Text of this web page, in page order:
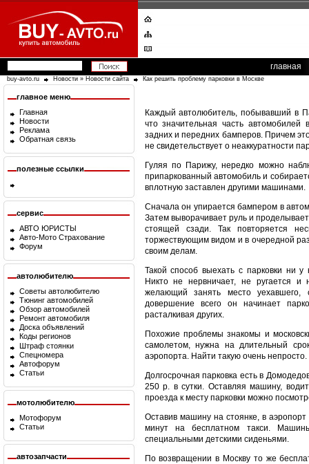
главная
buy-avto.ru Новости » Новости сайта Как решить проблему парковки в Москве
главное меню
Главная
Новости
Реклама
Обратная связь
полезные ссылки
сервис
АВТО ЮРИСТЫ
Авто-Мото Страхование
Форум
автолюбителю
Советы автолюбителю
Тюнинг автомобилей
Обзор автомобилей
Ремонт автомобиля
Доска объявлений
Коды регионов
Штраф стоянки
Спецномера
Автофорум
Статьи
мотолюбителю
Мотофорум
Статьи
автозапчасти
Каждый автолюбитель, побывавший в
что значительная часть
задних и передних бамперов. Причем
не свидетельствует о неаккуратности
Гуляя по Парижу, нередко можно
припаркованный автомобиль и
вплотную заставлен другими машинами.
Сначала он упирается бампером в
Затем выворачивает руль и
стоящей сзади. Так повторяется
торжествующим видом и в очередной
своим делам.
Такой способ выехать с парковки ни
Никто не нервничает, не ругается и
желающий занять место
довершение всего он начинает
расталкивая других.
Похожие проблемы знакомы и
самолетом, нужна на длительный
аэропорта. Найти такую очень непросто.
Долгосрочная парковка есть в
250 р. в сутки. Оставляя машину,
проезда к месту парковки можно
Оставив машину на стоянке, в
минут на бесплатном такси.
специальными детскими сиденьями.
По возвращении в Москву то же